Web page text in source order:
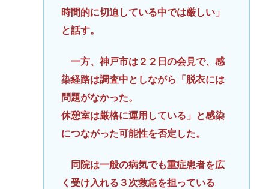
時間的に切迫している中では厳しい」
と話す。
一方、神戸市は２２日の会見で、感
染経路は調査中としながら「脱衣には
問題がなかった。
休憩室は厳格に運用している」と感染
につながった可能性を否定した。
同院は一般の病気でも重症患者を広
く受け入れる３次救急を担っている